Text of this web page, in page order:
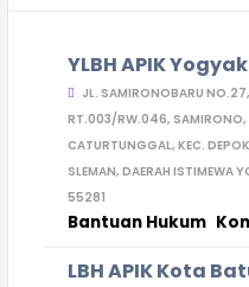
YLBH APIK
JL. SAMIRONOBARU NO.27,
RT.003/RW.046, SAMIRONO,
CATURTUNGGAL, KEC.
SLEMAN, DAERAH ISTIMEWA
55281
Bantuan Hukum
LBH APIK Kota